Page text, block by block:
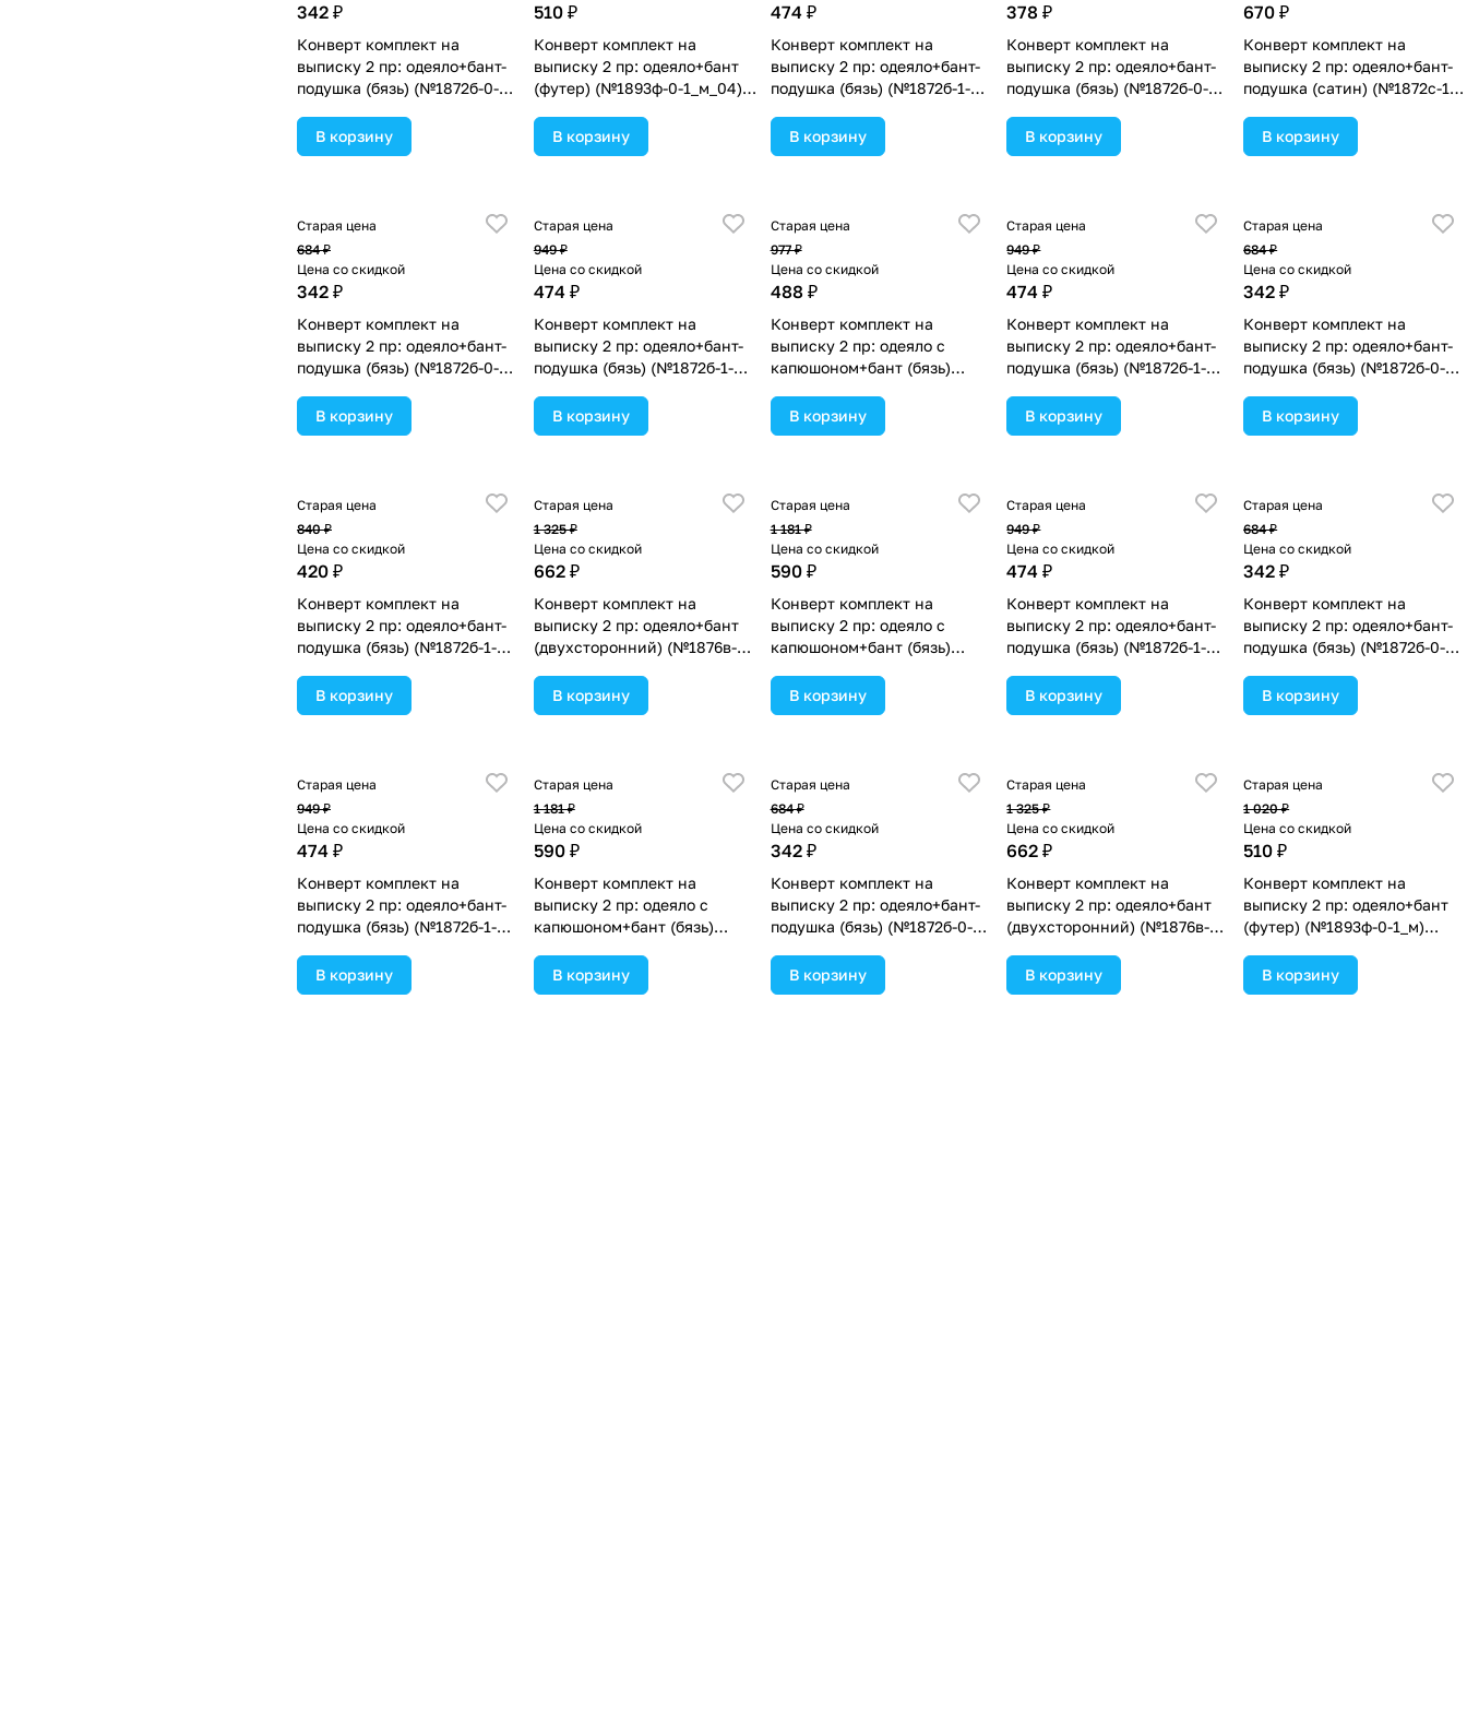
342 ₽
Конверт комплект на
выписку 2 пр: одеяло+бант-
подушка (бязь) (№1872б-0-
ассортименте.
В корзину
510 ₽
Конверт комплект на
выписку 2 пр: одеяло+бант
(футер) (№1893ф-0-1_м_04)
В корзину
474 ₽
Конверт комплект на
выписку 2 пр: одеяло+бант-
подушка (бязь) (№1872б-1-
ассортименте.
В корзину
378 ₽
Конверт комплект на
выписку 2 пр: одеяло+бант-
подушка (бязь) (№1872б-0-
ассортименте.
В корзину
670 ₽
Конверт комплект на
выписку 2 пр: одеяло+бант-
подушка (сатин) (№1872с-1-
В корзину
Старая цена
684 ₽
Цена со скидкой
342 ₽
Конверт комплект на
выписку 2 пр: одеяло+бант-
подушка (бязь) (№1872б-0-
ассортименте.
В корзину
Старая цена
949 ₽
Цена со скидкой
474 ₽
Конверт комплект на
выписку 2 пр: одеяло+бант-
подушка (бязь) (№1872б-1-
ассортименте.
В корзину
Старая цена
977 ₽
Цена со скидкой
488 ₽
Конверт комплект на
выписку 2 пр: одеяло с
капюшоном+бант (бязь)
ассортименте.
В корзину
Старая цена
949 ₽
Цена со скидкой
474 ₽
Конверт комплект на
выписку 2 пр: одеяло+бант-
подушка (бязь) (№1872б-1-
ассортименте.
В корзину
Старая цена
684 ₽
Цена со скидкой
342 ₽
Конверт комплект на
выписку 2 пр: одеяло+бант-
подушка (бязь) (№1872б-0-
ассортименте.
В корзину
Старая цена
840 ₽
Цена со скидкой
420 ₽
Конверт комплект на
выписку 2 пр: одеяло+бант-
подушка (бязь) (№1872б-1-
ассортименте.
В корзину
Старая цена
1 325 ₽
Цена со скидкой
662 ₽
Конверт комплект на
выписку 2 пр: одеяло+бант
(двухсторонний) (№1876в-1-
ассортименте.
В корзину
Старая цена
1 181 ₽
Цена со скидкой
590 ₽
Конверт комплект на
выписку 2 пр: одеяло с
капюшоном+бант (бязь)
ассортименте.
В корзину
Старая цена
949 ₽
Цена со скидкой
474 ₽
Конверт комплект на
выписку 2 пр: одеяло+бант-
подушка (бязь) (№1872б-1-
ассортименте.
В корзину
Старая цена
684 ₽
Цена со скидкой
342 ₽
Конверт комплект на
выписку 2 пр: одеяло+бант-
подушка (бязь) (№1872б-0-
ассортименте.
В корзину
Старая цена
949 ₽
Цена со скидкой
474 ₽
Конверт комплект на
выписку 2 пр: одеяло+бант-
подушка (бязь) (№1872б-1-
ассортименте.
В корзину
Старая цена
1 181 ₽
Цена со скидкой
590 ₽
Конверт комплект на
выписку 2 пр: одеяло с
капюшоном+бант (бязь)
ассортименте.
В корзину
Старая цена
684 ₽
Цена со скидкой
342 ₽
Конверт комплект на
выписку 2 пр: одеяло+бант-
подушка (бязь) (№1872б-0-
ассортименте.
В корзину
Старая цена
1 325 ₽
Цена со скидкой
662 ₽
Конверт комплект на
выписку 2 пр: одеяло+бант
(двухсторонний) (№1876в-1-
ассортименте.
В корзину
Старая цена
1 020 ₽
Цена со скидкой
510 ₽
Конверт комплект на
выписку 2 пр: одеяло+бант
(футер) (№1893ф-0-1_м)
В корзину